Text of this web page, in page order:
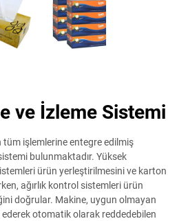
ve İzleme Sistemi
işlemlerine entegre edilmiş
bulunmaktadır. Yüksek
ürün yerleştirilmesini ve karton
ağırlık kontrol sistemleri ürün
doğrular. Makine, uygun olmayan
otomatik olarak reddedebilen